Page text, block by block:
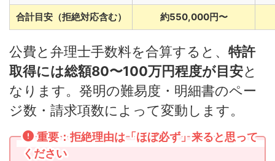
合計目安（拒絶対応含む） 約550,000円〜
公費と弁理士手数料を合算すると、 特許
取得には総額80〜100万円程度が目安と
なります。発明の難易度・明細書のペー
ジ数・請求項数によって変動します。
重要：拒絶理由は「ほぼ必ず」来ると思って
ください